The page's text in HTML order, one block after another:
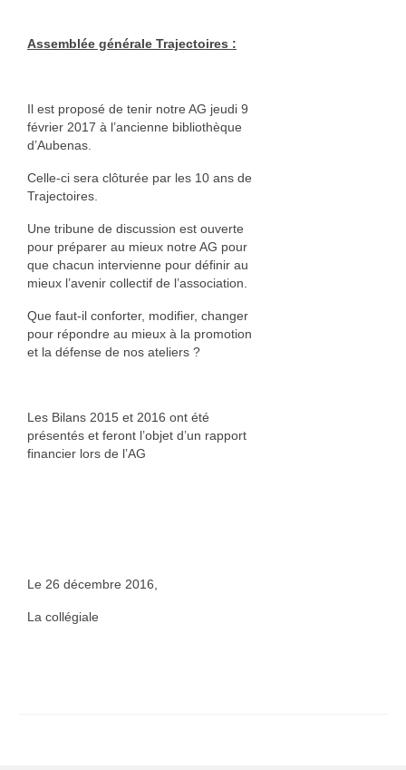
Assemblée générale Trajectoires :
Il est proposé de tenir notre AG jeudi 9
février 2017 à l’ancienne bibliothèque
d’Aubenas.
Celle-ci sera clôturée par les 10 ans de
Trajectoires.
Une tribune de discussion est ouverte
pour préparer au mieux notre AG pour
que chacun intervienne pour définir au
mieux l’avenir collectif de l’association.
Que faut-il conforter, modifier, changer
pour répondre au mieux à la promotion
et la défense de nos ateliers ?
Les Bilans 2015 et 2016 ont été
présentés et feront l’objet d’un rapport
financier lors de l’AG
Le 26 décembre 2016,
La collégiale